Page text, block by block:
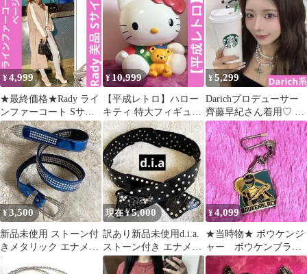
キシー
¥4,999
★最終価格★Rady ライ
ンファーコート Sサイ
ズ ベージュ 美品【平
成ギャル】
¥10,999
【平成レトロ】ハロー
キティ 特大フィギュア
貯金箱 訳あり 当時物
激レア
¥5,299
Darichプロデューサー
齊藤早紀さん着用♡ 多
連ネックレス【令和ギ
ャル】クロス
¥3,500
新品未使用 ストーン付
きメタリック エナメル
現在 ¥5,000
訳あり新品未使用d.i.a.
ストーン付き エナメル
黒 レザー太ベルト
¥4,099
★当時物★ ボウケンジ
ャー ボウケンブラッ
ク キーホルダー 平成レ